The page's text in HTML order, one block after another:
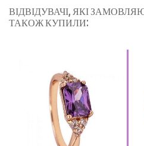
ВІДВІДУВАЧІ, ЯКІ
ТАКОЖ КУПИЛИ: